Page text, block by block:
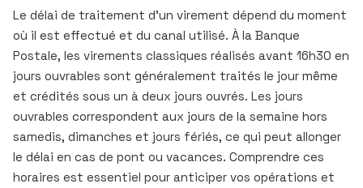
Le délai de traitement d’un virement dépend du moment
où il est effectué et du canal utilisé. À la Banque
Postale, les virements classiques réalisés avant 16h30 en
jours ouvrables sont généralement traités le jour même
et crédités sous un à deux jours ouvrés. Les jours
ouvrables correspondent aux jours de la semaine hors
samedis, dimanches et jours fériés, ce qui peut allonger
le délai en cas de pont ou vacances. Comprendre ces
horaires est essentiel pour anticiper vos opérations et